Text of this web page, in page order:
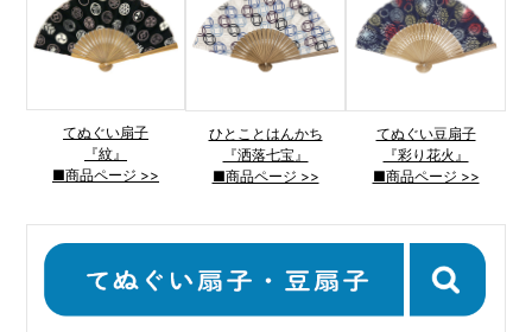
てぬぐい扇子
『紋』
■商品ページ >>
ひとことはんかち
『洒落七宝』
■商品ページ >>
てぬぐい豆扇子
『彩り花火』
■商品ページ >>